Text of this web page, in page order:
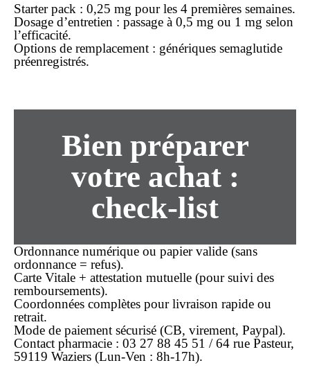
Starter pack : 0,25 mg pour les 4 premières semaines.
Dosage d’entretien : passage à 0,5 mg ou 1 mg selon
l’efficacité.
Options de remplacement : génériques semaglutide
préenregistrés.
Bien préparer
votre achat :
check-list
Ordonnance numérique ou papier valide (sans
ordonnance = refus).
Carte Vitale + attestation mutuelle (pour suivi des
remboursements).
Coordonnées complètes pourlivraison rapide ou
retrait.
Mode de paiement sécurisé (CB, virement, Paypal).
Contact pharmacie : 03 27 88 45 51 / 64 rue Pasteur,
59119 Waziers (Lun-Ven : 8h-17h).